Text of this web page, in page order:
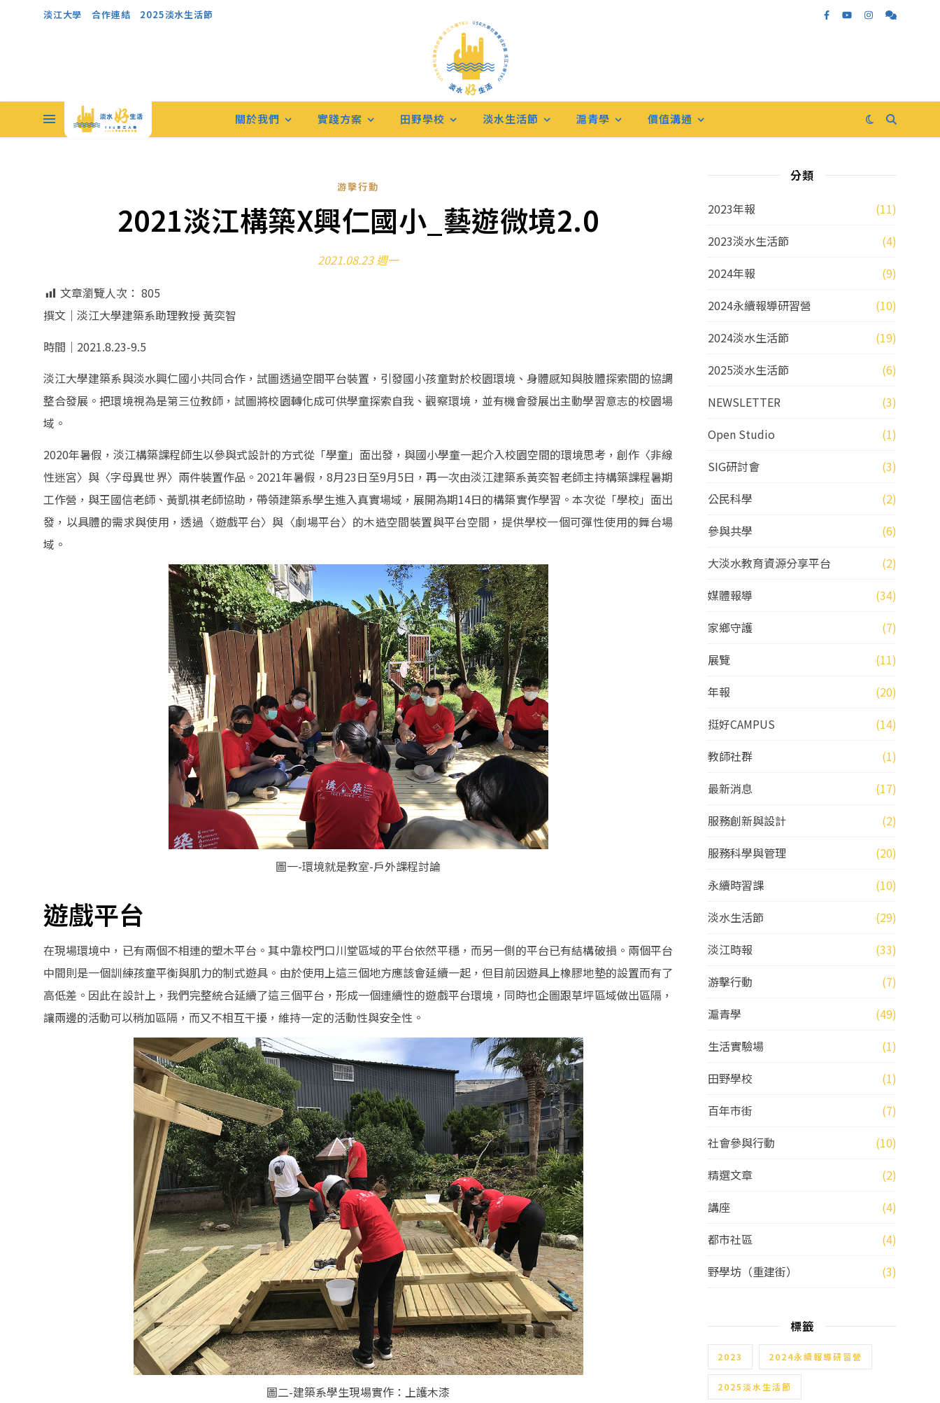
淡江大學 合作連結 2025淡水生活節
關於我們 實踐方案 田野學校 淡水生活節 滬青學 價值溝通
游擊行動
2021淡江構築X興仁國小_藝遊微境2.0
2021.08.23 週一
文章瀏覽人次： 805
撰文｜淡江大學建築系助理教授 黃奕智
時間｜2021.8.23-9.5
淡江大學建築系與淡水興仁國小共同合作，試圖透過空間平台裝置，引發國小孩童對於校園環境、身體感知與肢體探索間的協調
整合發展。把環境視為是第三位教師，試圖將校園轉化成可供學童探索自我、觀察環境，並有機會發展出主動學習意志的校園場
域。
2020年暑假，淡江構築課程師生以參與式設計的方式從「學童」面出發，與國小學童一起介入校園空間的環境思考，創作〈非線
性迷宮〉與〈字母異世界〉兩件裝置作品。2021年暑假，8月23日至9月5日，再一次由淡江建築系黃奕智老師主持構築課程暑期
工作營，與王國信老師、黃凱祺老師協助，帶領建築系學生進入真實場域，展開為期14日的構築實作學習。本次從「學校」面出
發，以具體的需求與使用，透過〈遊戲平台〉與〈劇場平台〉的木造空間裝置與平台空間，提供學校一個可彈性使用的舞台場
域。
圖一-環境就是教室-戶外課程討論
遊戲平台
在現場環境中，已有兩個不相連的塑木平台。其中靠校門口川堂區域的平台依然平穩，而另一側的平台已有結構破損。兩個平台
中間則是一個訓練孩童平衡與肌力的制式遊具。由於使用上這三個地方應該會延續一起，但目前因遊具上橡膠地墊的設置而有了
高低差。因此在設計上，我們完整統合延續了這三個平台，形成一個連續性的遊戲平台環境，同時也企圖跟草坪區域做出區隔，
讓兩邊的活動可以稍加區隔，而又不相互干擾，維持一定的活動性與安全性。
圖二-建築系學生現場實作：上護木漆
分類
2023年報
(11)
2023淡水生活節
(4)
2024年報
(9)
2024永續報導研習營
(10)
2024淡水生活節
(19)
2025淡水生活節
(6)
NEWSLETTER
(3)
Open Studio
(1)
SIG研討會
(3)
公民科學
(2)
參與共學
(6)
大淡水教育資源分享平台
(2)
媒體報導
(34)
家鄉守護
(7)
展覽
(11)
年報
(20)
挺好CAMPUS
(14)
教師社群
(1)
最新消息
(17)
服務創新與設計
(2)
服務科學與管理
(20)
永續時習課
(10)
淡水生活節
(29)
淡江時報
(33)
游擊行動
(7)
滬青學
(49)
生活實驗場
(1)
田野學校
(1)
百年市街
(7)
社會參與行動
(10)
精選文章
(2)
講座
(4)
都市社區
(4)
野學坊（重建街）
(3)
標籤
2023 2024永續報導研習營
2025淡水生活節